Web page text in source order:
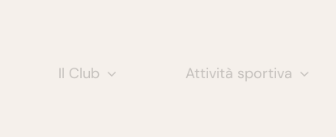
contenuto
Il Club Attività sportiva